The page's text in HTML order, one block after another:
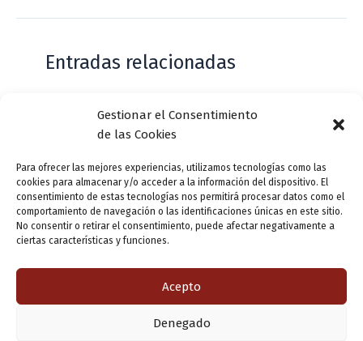
Gestionar el Consentimiento
de las Cookies
Para ofrecer las mejores experiencias, utilizamos tecnologías como las
cookies para almacenar y/o acceder a la información del dispositivo. El
consentimiento de estas tecnologías nos permitirá procesar datos como el
comportamiento de navegación o las identificaciones únicas en este sitio.
No consentir o retirar el consentimiento, puede afectar negativamente a
ciertas características y funciones.
Acepto
Denegado
Entradas relacionadas
Casa de Zorrilla conmemorarán el 168
aniversario del estreno de Don Juan
Tenorio
Deja un comentario /Actualidad/ PorVLLensutinta
Actualidad / Por